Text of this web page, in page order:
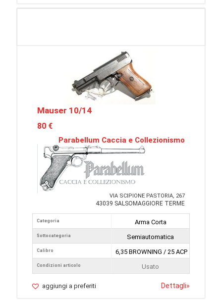
Mauser 10/14
80 €
Parabellum Caccia e Collezionismo
VIA SCIPIONE PASTORIA, 267
43039 SALSOMAGGIORE TERME
Categoria
Sottocategoria
Calibro
Condizioni articolo
Arma Corta
Semiautomatica
6,35 BROWNING / 25 ACP
Usato
aggiungi a preferiti Dettagli»